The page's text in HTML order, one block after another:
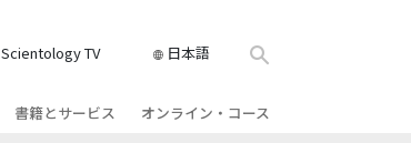
Scientology TV 日本語
書籍とサービス オンライン・コース